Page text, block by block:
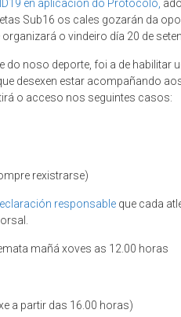
en aplicacion do Protocolo,
Sub16 os cales gozarán da
o vindeiro día 20 de
do noso deporte, foi a de habilitar
desexen estar acompañando
o acceso nos seguintes casos:
rexistrarse)
responsable que cada
mañá xoves as 12.00 horas
a partir das 16.00 horas)